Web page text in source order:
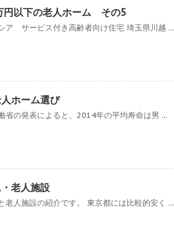
円以下の老人ホーム その5
ア サービス付き高齢者向け住宅 埼玉県川越 ...
ホーム選び
省の発表によると、2014年の平均寿命は男 ...
老人施設
人施設の紹介です。 東京都には比較的安く ...